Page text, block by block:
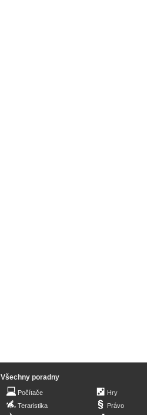
Všechny poradny
Počítače
Teraristika
Hry
Právo